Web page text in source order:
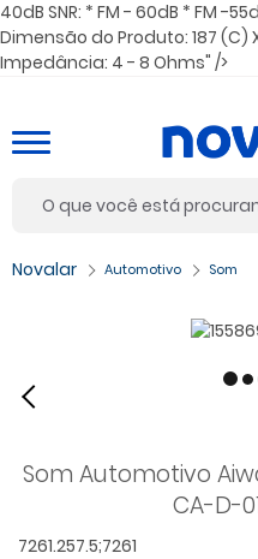
40dB SNR: * FM - 60dB * FM -
Dimensão do Produto: 187 (C)
Impedância: 4 - 8 Ohms" />
Automotivo Som
Som Automotivo
CA-D-
7261.257.5;7261